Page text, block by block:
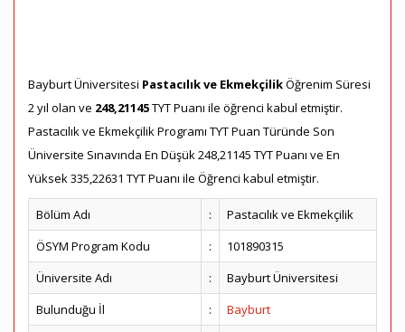
Bayburt Üniversitesi Pastacılık ve EkmekçilikÖğrenim Süresi
2 yıl olan ve 248,21145TYT Puanı ile öğrenci kabul etmiştir.
Pastacılık ve Ekmekçilik Programı TYT Puan Türünde Son
Üniversite Sınavında En Düşük 248,21145 TYT Puanı ve En
Yüksek 335,22631 TYT Puanı ile Öğrenci kabul etmiştir.
Bölüm Adı :
Pastacılık ve Ekmekçilik
ÖSYM Program Kodu
:
101890315
Üniversite Adı
:
Bayburt Üniversitesi
Bulunduğu İl
:
Bayburt